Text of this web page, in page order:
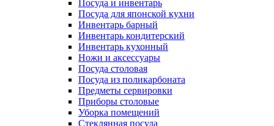
Посуда и инвентарь
Посуда для японской кухни
Инвентарь барный
Инвентарь кондитерский
Инвентарь кухонный
Ножи и аксессуары
Посуда столовая
Посуда из поликарбоната
Предметы сервировки
Приборы столовые
Уборка помещений
Стеклянная посуда